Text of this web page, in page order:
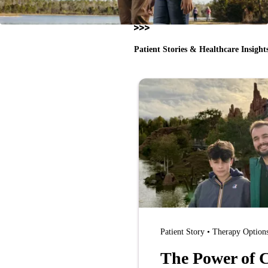
Patient Stories & Healthcare
Patient Story • Therapy
The Power of